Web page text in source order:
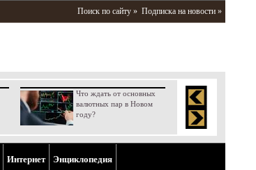
Поиск по сайту » Подписка на новости »
Что ждать от основных
валютных пар в Новом
году?
Интернет Энциклопедия